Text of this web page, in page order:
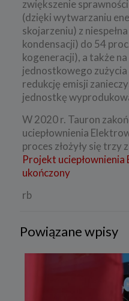
zwiększenie
(dzięki wytwarzaniu
skojarzeniu) z
kondensacji) do 54
kogeneracji), a także
jednostkowego zużycia
redukcję emisji
jednostkę
W 2020 r. Tauron
uciepłownienia
proces złożyły się trzy
Projekt
ukończony
rb
Powiązane wpisy